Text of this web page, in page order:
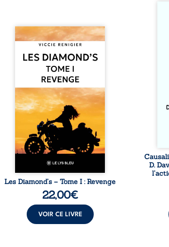
Revenge est à la tête des
Diamond’s, un clan de motards
aussi réputé et respecté que
redouté dans tout le pays. Rien
ne la prédestinait à cette vie,
mais les épreuves ont forgé
une femme dure, inaccessible
et résolue à ne jamais dévoiler
ses faiblesses, jusqu’à ce que
le mystérieux Juan croise sa
route. Chef d’une famille de
Nomads, Juan porte lui aussi le
poids ...
Les Diamond’s – Tome I : Revenge
22,00€
VOIR CE LIVRE
si
cet
D.